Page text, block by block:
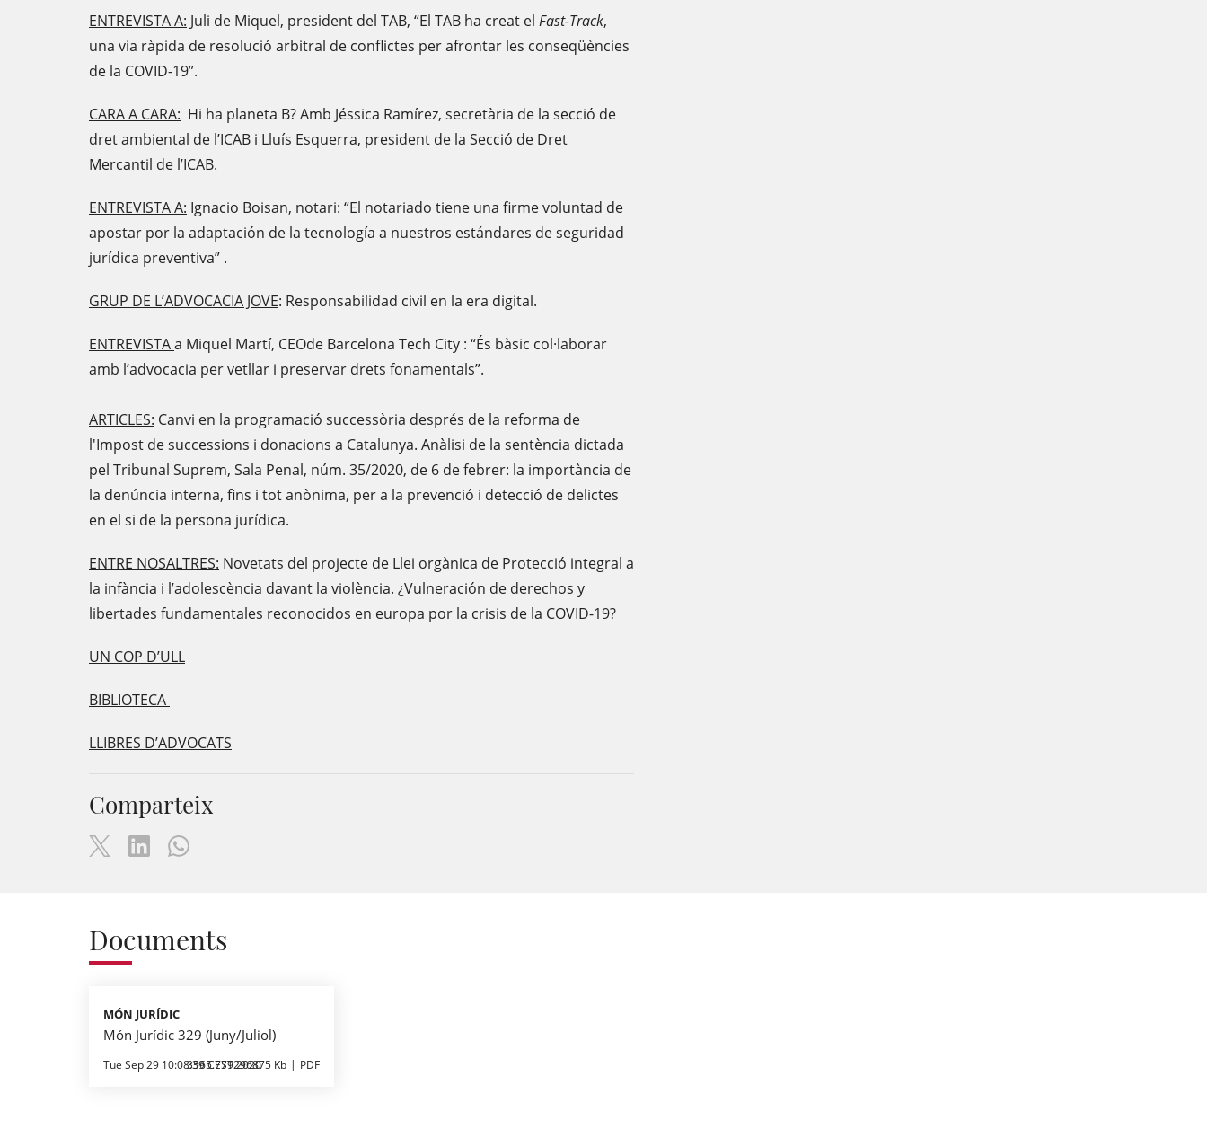
ENTREVISTA A: Juli de Miquel, president del TAB, “El TAB ha creat el Fast-Track,
una via ràpida de resolució arbitral de conflictes per afrontar les conseqüències
de la COVID-19”.
CARA A CARA: Hi ha planeta B? Amb Jéssica Ramírez, secretària de la secció de
dret ambiental de l’ICAB i Lluís Esquerra, president de la Secció de Dret
Mercantil de l’ICAB.
ENTREVISTA A: Ignacio Boisan, notari: “El notariado tiene una firme voluntad de
apostar por la adaptación de la tecnología a nuestros estándares de seguridad
jurídica preventiva” .
GRUP DE L’ADVOCACIA JOVE: Responsabilidad civil en la era digital.
ENTREVISTAa Miquel Martí, CEOde Barcelona Tech City : “És bàsic col·laborar
amb l’advocacia per vetllar i preservar drets fonamentals”.
ARTICLES: Canvi en la programació successòria després de la reforma de
l'Impost de successions i donacions a Catalunya. Anàlisi de la sentència dictada
pel Tribunal Suprem, Sala Penal, núm. 35/2020, de 6 de febrer: la importància de
la denúncia interna, fins i tot anònima, per a la prevenció i detecció de delictes
en el si de la persona jurídica.
ENTRE NOSALTRES: Novetats del projecte de Llei orgànica de Protecció integral a
la infància i l’adolescència davant la violència. ¿Vulneración de derechos y
libertades fundamentales reconocidos en europa por la crisis de la COVID-19?
UN COP D’ULL
BIBLIOTECA
LLIBRES D’ADVOCATS
Comparteix
Documents
MÓN JURÍDIC
Món Jurídic 329 (Juny/Juliol)
Tue Sep 29 10:08:39 CEST 2020
3565.779296875 Kb PDF